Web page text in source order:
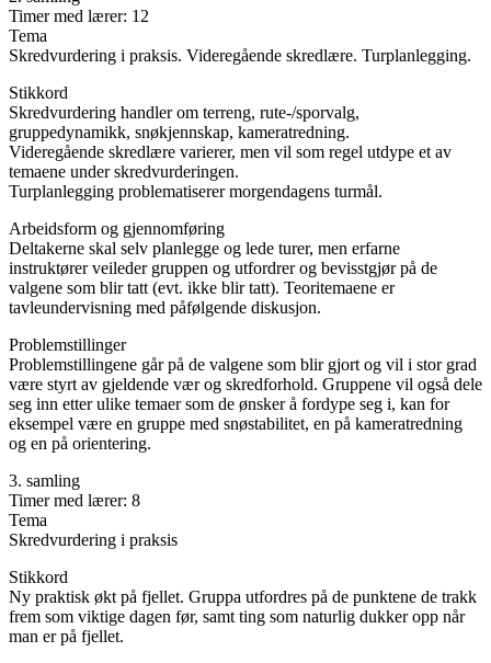
Timer med lærer: 12
Tema
Skredvurdering i praksis. Videregående skredlære. Turplanlegging.
Stikkord
Skredvurdering handler om terreng, rute-/sporvalg,
gruppedynamikk, snøkjennskap, kameratredning.
Videregående skredlære varierer, men vil som regel utdype et av
temaene under skredvurderingen.
Turplanlegging problematiserer morgendagens turmål.
Arbeidsform og gjennomføring
Deltakerne skal selv planlegge og lede turer, men erfarne
instruktører veileder gruppen og utfordrer og bevisstgjør på de
valgene som blir tatt (evt. ikke blir tatt). Teoritemaene er
tavleundervisning med påfølgende diskusjon.
Problemstillinger
Problemstillingene går på de valgene som blir gjort og vil i stor grad
være styrt av gjeldende vær og skredforhold. Gruppene vil også dele
seg inn etter ulike temaer som de ønsker å fordype seg i, kan for
eksempel være en gruppe med snøstabilitet, en på kameratredning
og en på orientering.
3. samling
Timer med lærer: 8
Tema
Skredvurdering i praksis
Stikkord
Ny praktisk økt på fjellet. Gruppa utfordres på de punktene de trakk
frem som viktige dagen før, samt ting som naturlig dukker opp når
man er på fjellet.